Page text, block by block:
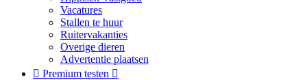
Vacatures
Stallen te huur
Ruitervakanties
Overige dieren
Advertentie plaatsen
 Premium testen 